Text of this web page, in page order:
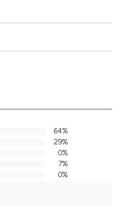
64%
29%
0%
7%
0%